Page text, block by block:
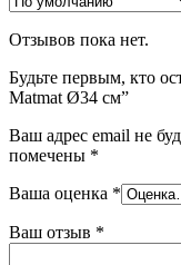
Отзывов пока нет.
Будьте первым, кто
Matmat Ø34 см”
Ваш адрес email не
помечены *
Ваша оценка *
Ваш отзыв *